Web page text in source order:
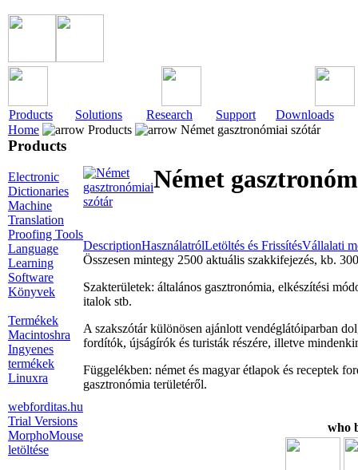
Products Solutions Research Support
Downloads
Home
Products Német gasztronómiai szótár
Products
Electronic
Dictionaries
Machine
Translation
Proofing Tools
Language
Learning
Software
Könyvek
Termékek
Macintoshra
Ingyenes
termékek
Linuxra
webforditas.hu
Trial Versions
MorphoMouse
letöltése
Német
DescriptionHasználatrólLetöltés és FrissítésVállalati
Összesen mintegy 2500 aktuális szakkifejezés, kb.
Szakterületek: általános gasztronómia, elkészítési
italok stb.
A szakszótár különösen ajánlott vendéglátóiparban
fordítók, újságírók és turisták részére, illetve
Függelékben: német és magyar étlapok és receptek
gasztronómia területéről.
who